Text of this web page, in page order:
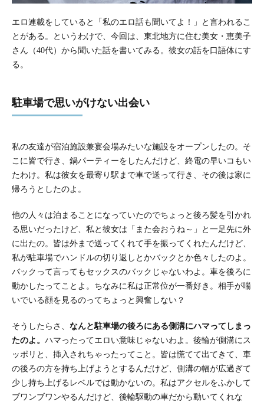
エロ連載をしていると「私のエロ話も聞いてよ！」と言われるこ
とがある。というわけで、今回は、東北地方に住む美女・恵美子
さん（40代）から聞いた話を書いてみる。彼女の話を口語体にす
る。
駐車場で思いがけない出会い
私の友達が宿泊施設兼宴会場みたいな施設をオープンしたの。そ
こに皆で行き、鍋パーティーをしたんだけど、終電の早いコもい
たわけ。私は彼女を最寄り駅まで車で送って行き、その後は家に
帰ろうとしたのよ。
他の人々は泊まることになっていたのでちょっと後ろ髪を引かれ
る思いだったけど、私と彼女は「また会おうね～」と一足先に外
に出たの。皆は外まで送ってくれて手を振ってくれたんだけど、
私が駐車場でハンドルの切り返しとかバックとか色々したのよ。
バックって言ってもセックスのバックじゃないわよ。車を後ろに
動かしたってことよ。ちなみに私は正常位が一番好き。相手が喘
いでいる顔を見るのってちょっと興奮しない？
そうしたらさ、 なんと駐車場の後ろにある側溝にハマってしまっ
たのよ。 ハマったってエロい意味じゃないわよ。後輪が側溝にス
ッポリと、挿入されちゃったってこと。皆は慌てて出てきて、車
の後ろの方を持ち上げようとするんだけど、側溝の幅が広過ぎて
少し持ち上げるレベルでは動かないの。私はアクセルをふかして
ブワンブワンやるんだけど、後輪駆動の車だから動いてくれな